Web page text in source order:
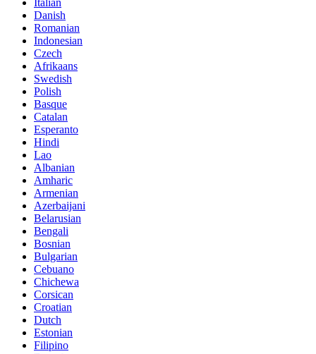
Danish
Romanian
Indonesian
Czech
Afrikaans
Swedish
Polish
Basque
Catalan
Esperanto
Hindi
Lao
Albanian
Amharic
Armenian
Azerbaijani
Belarusian
Bengali
Bosnian
Bulgarian
Cebuano
Chichewa
Corsican
Croatian
Dutch
Estonian
Filipino